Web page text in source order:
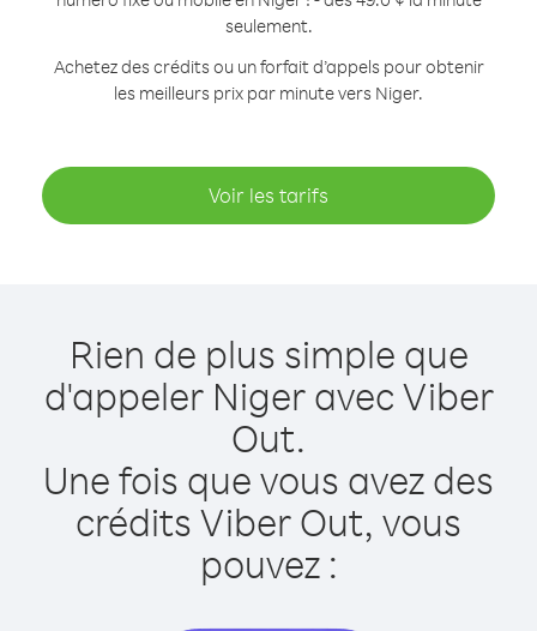
seulement.
Achetez des crédits ou un forfait d’appels pour obtenir
les meilleurs prix par minute vers Niger.
Voir les tarifs
Rien de plus simple que
d'appeler Niger avec Viber
Out.
Une fois que vous avez des
crédits Viber Out, vous
pouvez :